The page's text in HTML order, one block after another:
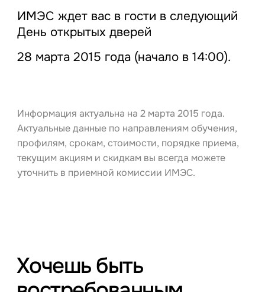
ИМЭС ждет вас в гости в следующий
День открытых дверей
28 марта 2015 года (начало в 14:00).
Информация актуальна на 2 марта 2015 года.
Актуальные данные по направлениям обучения,
профилям, срокам, стоимости, порядке приема,
текущим акциям и скидкам вы всегда можете
уточнить в приемной комиссии ИМЭС.
Хочешь быть